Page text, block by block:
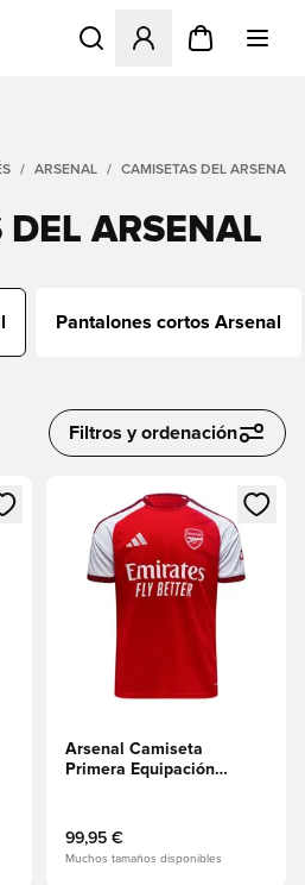
Abre un modal para iniciar
ARSENAL CAMISETAS DEL ARSENAL
ARSENAL
Pantalones cortos Arsenal
Filtros y ordenación
sesión o registrarse como
Abre un modal para iniciar
Arsenal Camiseta
Primera Equipación
99,95 €
Muchos tamaños disponibles